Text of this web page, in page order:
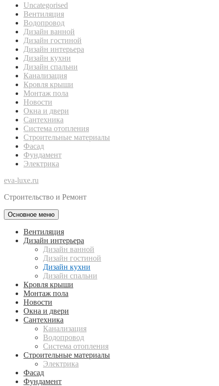
Uncategorised
Вентиляция
Водопровод
Дизайн ванной
Дизайн гостиной
Дизайн интерьера
Дизайн кухни
Дизайн спальни
Канализация
Кровля крыши
Монтаж пола
Новости
Окна и двери
Сантехника
Система отопления
Строительные материалы
Фасад
Фундамент
Электрика
eva-luxe.ru
Строительство и Ремонт
Основное меню
Вентиляция
Дизайн интерьера
Дизайн ванной
Дизайн гостиной
Дизайн кухни
Дизайн спальни
Кровля крыши
Монтаж пола
Новости
Окна и двери
Сантехника
Канализация
Водопровод
Система отопления
Строительные материалы
Электрика
Фасад
Фундамент